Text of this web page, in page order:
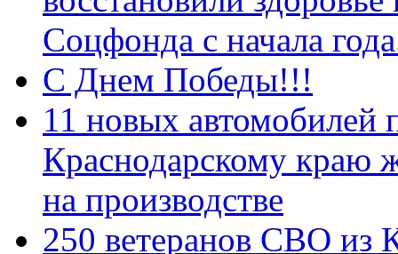
Соцфонда с начала
С Днем Победы!!!
11 новых автомобилей
Краснодарскому краю
на производстве
250 ветеранов СВО из